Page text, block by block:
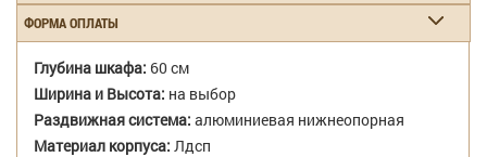
ФОРМА ОПЛАТЫ
Глубина шкафа: 60 см
Ширина и Высота: на выбор
Раздвижная система: алюминиевая нижнеопорная
Материал корпуса: Лдсп